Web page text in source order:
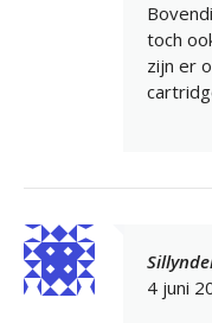
toch
zijn er
4 juni